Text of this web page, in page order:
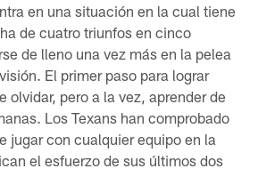
en una situación en la cual tiene
de cuatro triunfos en cinco
de lleno una vez más en la pelea
El primer paso para lograr
olvidar, pero a la vez, aprender de
Los Texans han comprobado
jugar con cualquier equipo en la
el esfuerzo de sus últimos dos